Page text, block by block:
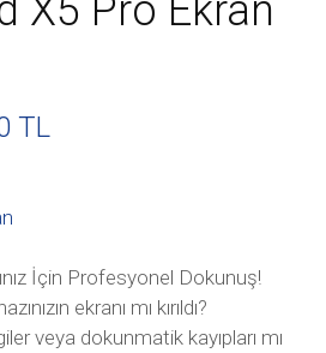
X5 Pro Ekran
TL
İçin Profesyonel Dokunuş!
ekranı mı kırıldı?
veya dokunmatik kayıpları mı